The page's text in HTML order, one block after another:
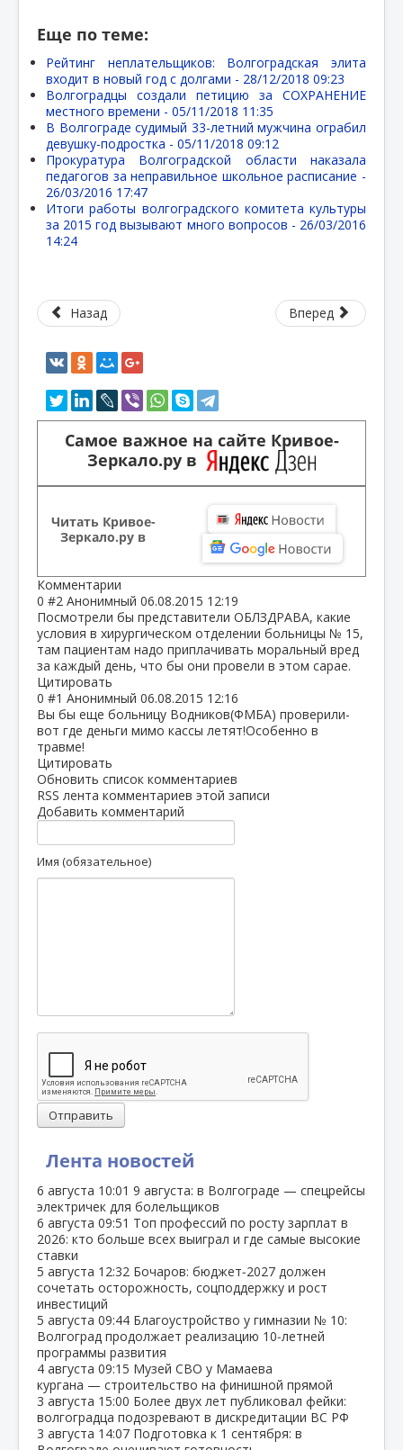
Лента новостей
6 августа 10:01 9 августа: в Волгограде — спецрейсы
электричек для болельщиков
6 августа 09:51 Топ профессий по росту зарплат в
2026: кто больше всех выиграл и где самые высокие
ставки
5 августа 12:32 Бочаров: бюджет‑2027 должен
сочетать осторожность, соцподдержку и рост
инвестиций
5 августа 09:44 Благоустройство у гимназии № 10:
Волгоград продолжает реализацию 10‑летней
программы развития
4 августа 09:15 Музей СВО у Мамаева
кургана — строительство на финишной прямой
3 августа 15:00 Более двух лет публиковал фейки:
волгоградца подозревают в дискредитации ВС РФ
3 августа 14:07 Подготовка к 1 сентября: в
Еще по теме:
Рейтинг неплательщиков: Волгоградская элита
входит в новый год с долгами - 28/12/2018 09:23
Волгоградцы создали петицию за СОХРАНЕНИЕ
местного времени - 05/11/2018 11:35
В Волгограде судимый 33-летний мужчина ограбил
девушку-подростка - 05/11/2018 09:12
Прокуратура Волгоградской области наказала
педагогов за неправильное школьное расписание -
26/03/2016 17:47
Итоги работы волгоградского комитета культуры
за 2015 год вызывают много вопросов - 26/03/2016
14:24
Назад Вперед
Самое важное на сайте Кривое-
Зеркало.ру в
Читать Кривое-
Зеркало.ру в
Комментарии
0 #2 Анонимный 06.08.2015 12:19
Посмотрели бы представители ОБЛЗДРАВА, какие
условия в хирургическом отделении больницы № 15,
там пациентам надо приплачивать моральный вред
за каждый день, что бы они провели в этом сарае.
Цитировать
0 #1 Анонимный 06.08.2015 12:16
Вы бы еще больницу Водников(ФМБА) проверили-
вот где деньги мимо кассы летят!Особенно в
травме!
Цитировать
Обновить список комментариев
RSS лента комментариев этой записи
Добавить комментарий
Имя (обязательное)
Отправить